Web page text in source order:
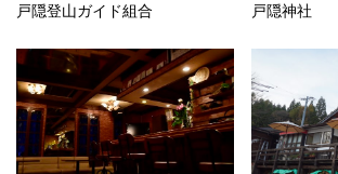
戸隠登山ガイド組合 戸隠神社